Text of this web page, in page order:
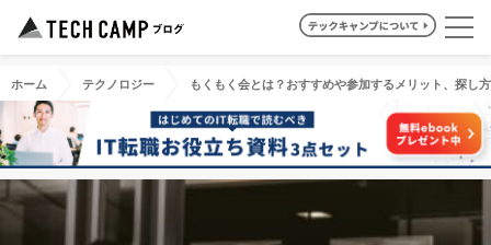
ホーム テクノロジー もくもく会とは？おすすめや参加するメリット、探し